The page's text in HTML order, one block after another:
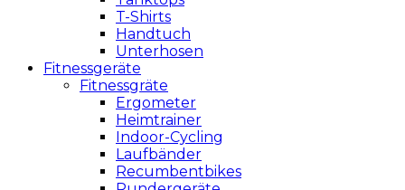
T-Shirts
Handtuch
Unterhosen
Fitnessgeräte
Fitnessgräte
Ergometer
Heimtrainer
Indoor-Cycling
Laufbänder
Recumbentbikes